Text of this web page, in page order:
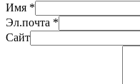
Имя *
Эл.почта *
Сайт